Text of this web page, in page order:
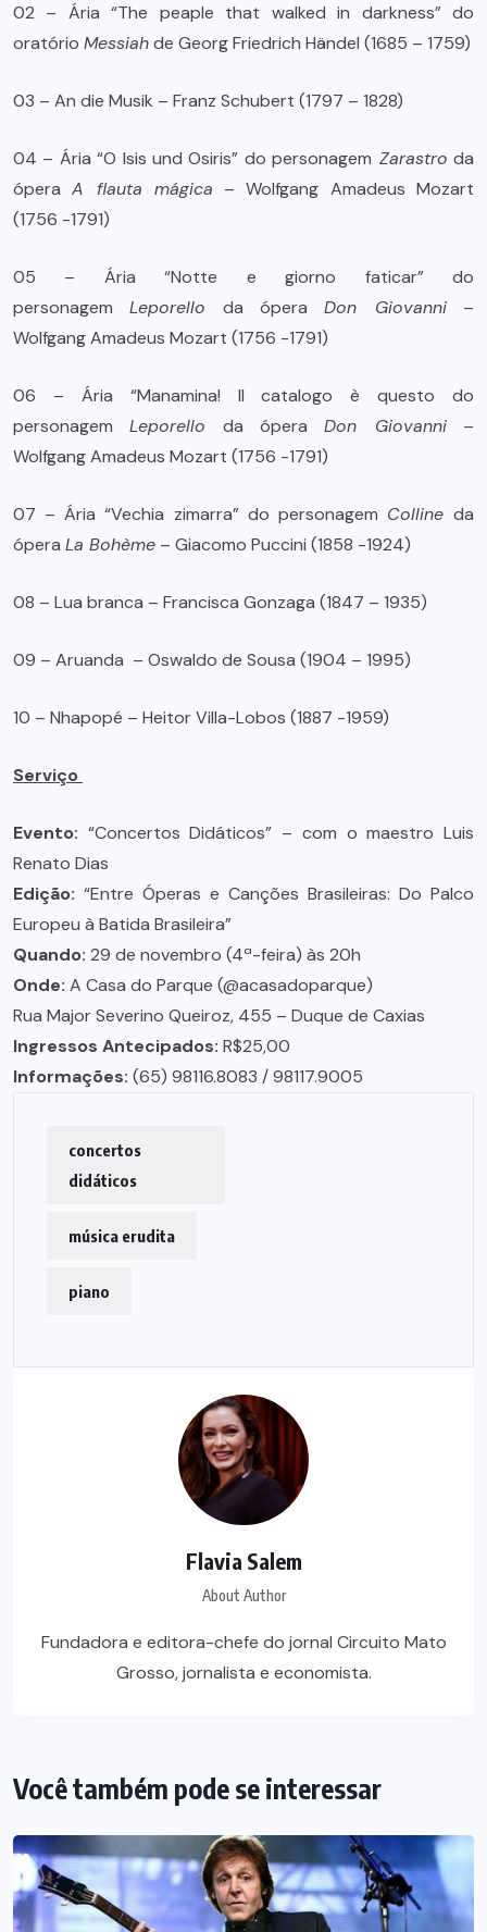
02 – Ária “The peaple that walked in darkness” do
oratório Messiahde Georg Friedrich Händel (1685 – 1759)
03 – An die Musik – Franz Schubert (1797 – 1828)
04 – Ária “O Isis und Osiris” do personagem Zarastro da
óperaA flauta mágica – Wolfgang Amadeus Mozart
(1756 -1791)
05 – Ária “Notte e giorno faticar” do
personagemLeporello da óperaDon Giovanni–
Wolfgang Amadeus Mozart (1756 -1791)
06 – Ária “Manamina! Il catalogo è questo do
personagemLeporello da óperaDon Giovanni–
Wolfgang Amadeus Mozart (1756 -1791)
07 – Ária “Vechia zimarra” do personagem Colline da
ópera La Bohème – Giacomo Puccini (1858 -1924)
08 – Lua branca – Francisca Gonzaga (1847 – 1935)
09 – Aruanda – Oswaldo de Sousa (1904 – 1995)
10 – Nhapopé – Heitor Villa-Lobos (1887 -1959)
Serviço
Evento: “Concertos Didáticos” – com o maestro Luis
Renato Dias
Edição: “Entre Óperas e Canções Brasileiras: Do Palco
Europeu à Batida Brasileira”
Quando: 29 de novembro (4ª-feira) às 20h
Onde: A Casa do Parque (@acasadoparque)
Rua Major Severino Queiroz, 455 – Duque de Caxias
Ingressos Antecipados: R$25,00
Informações: (65) 98116.8083 / 98117.9005
concertos
didáticos
música erudita
piano
Flavia Salem
About Author
Fundadora e editora-chefe do jornal Circuito Mato
Grosso, jornalista e economista.
Você também pode se interessar